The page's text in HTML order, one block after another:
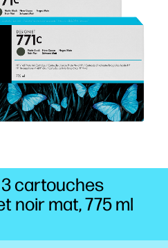
3 cartouches
noir mat, 775 ml